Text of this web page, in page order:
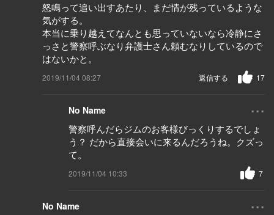
怒鳴って追い出すあたり、まだ情が残っているような
気がする。
本当に乗り越えてなんとも思っていないなら冷静にさ
っさと警察呼ぶなり弁護士さん頼むなりしているので
はないかと。
2019/11/04 08:27 17
返信する
No Name ...
警察呼んだらジムのお客様びっくりするでしょ
う？ だから直接会いに来るんだろうね。クズっ
て。
2019/11/04 10:33 7
No Name ...